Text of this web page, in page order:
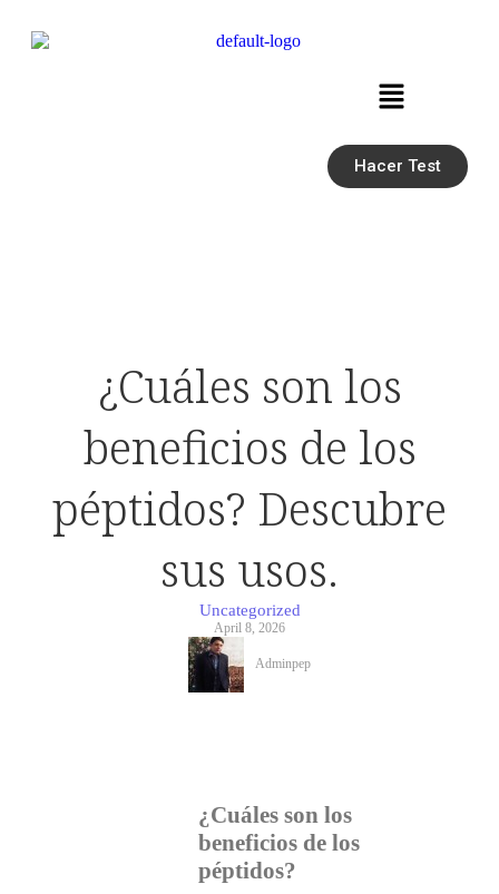
Hacer Test
¿Cuáles son los
beneficios de los
péptidos? Descubre
sus usos.
Uncategorized
April 8, 2026
Adminpep
¿Cuáles son los
beneficios de los
péptidos?